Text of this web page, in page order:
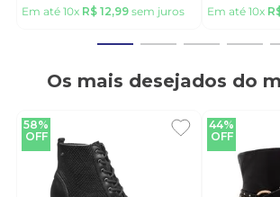
Em até 10x R$ 12,99 sem juros Em até 10x
Os mais desejados do
58%
OFF
44%
OFF